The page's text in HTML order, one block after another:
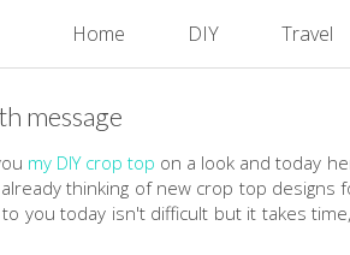
Home DIY Travel
message
my DIY crop top on a look and today
thinking of new crop top
you today isn't difficult but it takes